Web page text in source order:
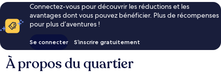
Connectez-vous pour découvrir les réductions et les
avantages dont vous pouvez bénéficier. Plus de récompenses
pour plus d’aventures !
Se connecter S’inscrire gratuitement
À propos du quartier